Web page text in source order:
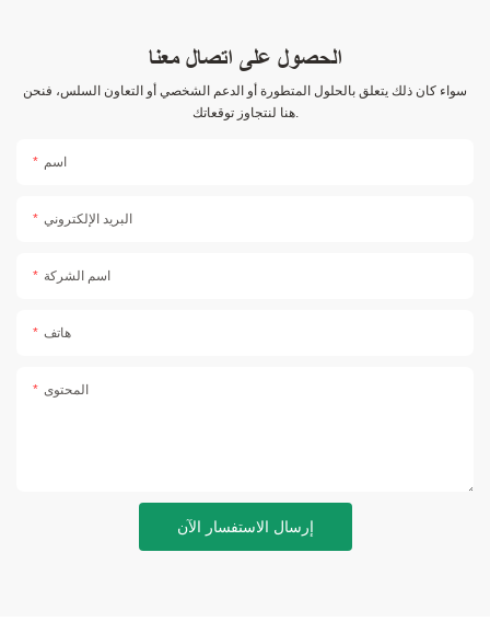
الحصول على اتصال معنا
سواء كان ذلك يتعلق بالحلول المتطورة أو الدعم الشخصي أو التعاون السلس، فنحن
هنا لنتجاوز توقعاتك.
اسم
البريد الإلكتروني
اسم الشركة
هاتف
المحتوى
إرسال الاستفسار الآن